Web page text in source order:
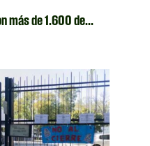
más de 1.600 de...